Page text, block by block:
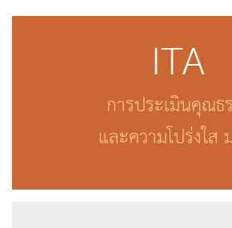
ITA
การประเมินคุณธ
และความโปร่งใส